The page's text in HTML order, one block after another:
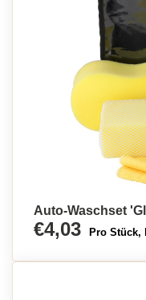
Auto-Waschset
€4,03 Pro Stück,